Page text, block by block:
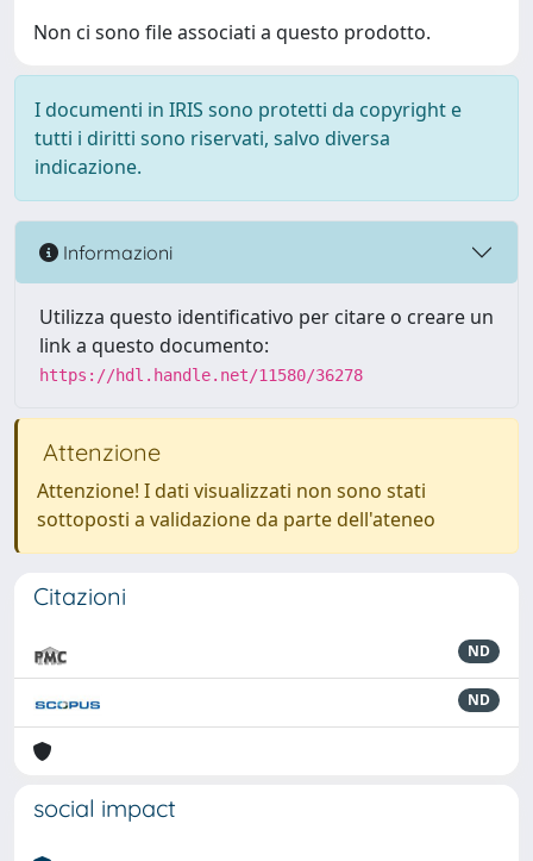
Non ci sono file associati a questo prodotto.
I documenti in IRIS sono protetti da copyright e
tutti i diritti sono riservati, salvo diversa
indicazione.
Informazioni
Utilizza questo identificativo per citare o creare un
link a questo documento:
https://hdl.handle.net/11580/36278
Attenzione
Attenzione! I dati visualizzati non sono stati
sottoposti a validazione da parte dell'ateneo
Citazioni
ND
ND
social impact